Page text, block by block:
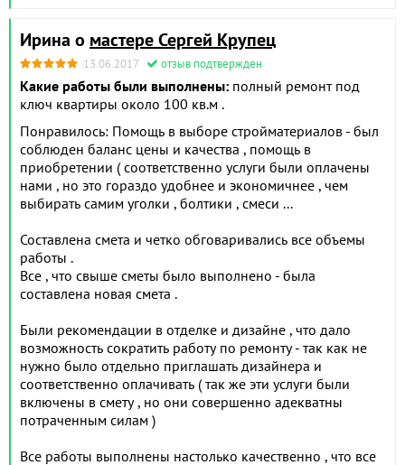
Ирина о мастере Сергей Крупец
13.06.2017 отзыв подтвержден
Какие работы были выполнены: полный ремонт под
ключ квартиры около 100 кв.м .
Понравилось: Помощь в выборе стройматериалов - был
соблюден баланс цены и качества , помощь в
приобретении ( соответственно услуги были оплачены
нами , но это гораздо удобнее и экономичнее , чем
выбирать самим уголки , болтики , смеси ...
Составлена смета и четко обговаривались все объемы
работы .
Все , что свыше сметы было выполнено - была
составлена новая смета .
Были рекомендации в отделке и дизайне , что дало
возможность сократить работу по ремонту - так как не
нужно было отдельно приглашать дизайнера и
соответственно оплачивать ( так же эти услуги были
включены в смету , но они совершенно адекватны
потраченным силам )
Все работы выполнены настолько качественно , что все